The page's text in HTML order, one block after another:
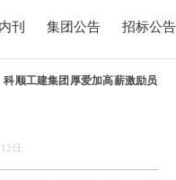
刊 集团公告 招标公告
科顺工建集团厚爱加高薪激励员
日